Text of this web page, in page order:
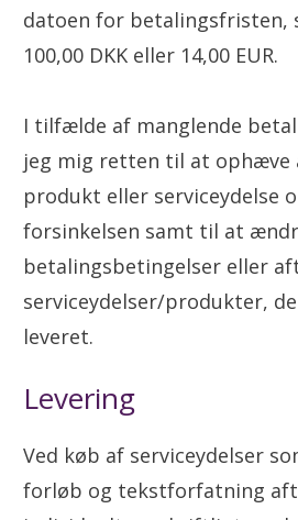
datoen for betalingsfristen,
100,00 DKK eller 14,00 EUR.
I tilfælde af manglende
jeg mig retten til at ophæve
produkt eller serviceydelse
forsinkelsen samt til at
betalingsbetingelser eller
serviceydelser/produkter,
leveret.
Levering
Ved køb af serviceydelser
forløb og tekstforfatning